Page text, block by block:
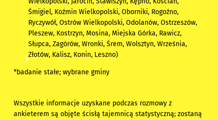
Śmigiel, Koźmin Wielkopolski, Oborniki, Rogoźno,
Ryczywół, Ostrów Wielkopolski, Odolanów, Ostrzeszów,
Pleszew, Kostrzyn, Mosina, Miejska Górka, Rawicz,
Słupca, Zagórów, Wronki, Śrem, Wolsztyn, Września,
Złotów, Kalisz, Konin, Leszno)
*badanie stałe; wybrane gminy
Wszystkie informacje uzyskane podczas rozmowy z
ankieterem są objęte ścisłą tajemnicą statystyczną; zostaną